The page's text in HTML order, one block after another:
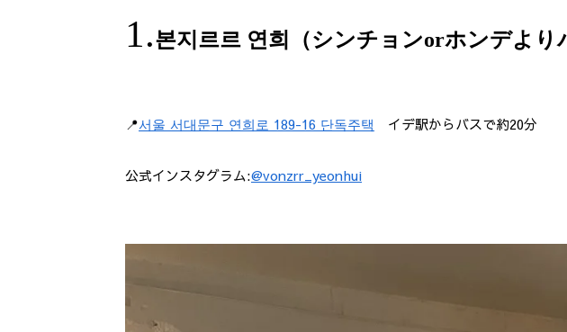
본지르르 연희（シンチョンorホンデより
📍서울 서대문구 연희로 189-16 단독주택 イデ駅からバスで約20分
公式インスタグラム:@vonzrr_yeonhui